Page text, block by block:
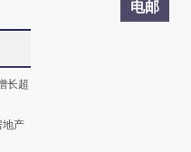
电邮
长超
地产